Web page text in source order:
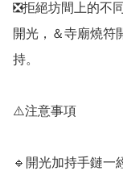
❎️拒絕坊間上的不
開光，＆寺廟燒符
持。
⚠️注意事項
🔹️開光加持手鏈一